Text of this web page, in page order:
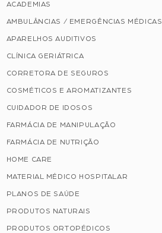
ACADEMIAS
AMBULÂNCIAS / EMERGÊNCIAS MÉDICAS
APARELHOS AUDITIVOS
CLÍNICA GERIÁTRICA
CORRETORA DE SEGUROS
COSMÉTICOS E AROMATIZANTES
CUIDADOR DE IDOSOS
FARMÁCIA DE MANIPULAÇÃO
FARMÁCIA DE NUTRIÇÃO
HOME CARE
MATERIAL MÉDICO HOSPITALAR
PLANOS DE SAÚDE
PRODUTOS NATURAIS
PRODUTOS ORTOPÉDICOS